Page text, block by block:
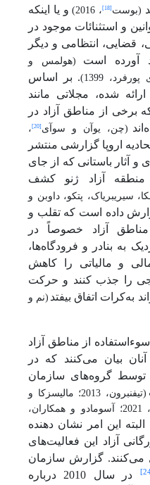
(بوست [18] ، 2016)
و یا اینکه
و استثنائات موجود در
قضایی، انتظامی و دیگر
آورده است
(هولمس و
. بر اساس
شده، مجلاتی مانند
برخی از مناطق آزاد در
(چن، یوآن و سوآی [20] ،
اروپا گزارشی منتشر
آثار باستانی که از جای
آزاد ژنو کشف
سیریبریاک، پتکو، داوبن و
داده است که تقلب و
آزاد خصوصاً در
به بنادر و فرودگاه‌ها،
و مالیاتی را کاهش
را جذب کنند و حرکت
به‌کرات اتفاق بیفتد (نم و
از مناطق آزاد
آنان بیان می‌کنند که در
توسط گروه‌های سازمان
(تیفنبرون، 2013؛ مالیسزکا و
همکاران، 2020؛ یانگ و همکاران، 2021؛ آسومادو و همکاران،
البته این امر نشان دهنده
آزاد این فعالیت‌های
می‌کنند. گزارش سازمان
در سال 2010 درباره